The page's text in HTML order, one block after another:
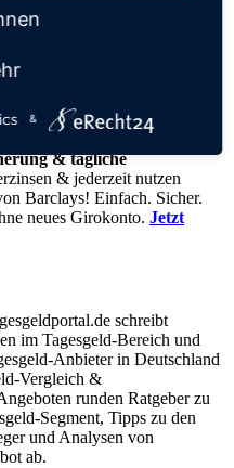
3,0 % pro Jahr für 3
€ - Sicher und flexibel Geld
& tägliche
& jederzeit nutzen
Barclays! Einfach. Sicher.
neues Girokonto. Jetzt
schreibt
im Tagesgeld-Bereich und
Anbieter in Deutschland
Vergleich &
runden Ratgeber zu
Segment, Tipps zu den
und Analysen von
ab.
&